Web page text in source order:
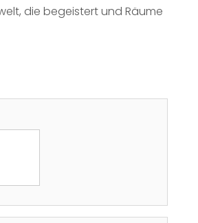
die begeistert und Räume